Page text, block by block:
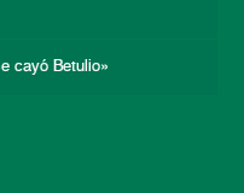
cayó Betulio»